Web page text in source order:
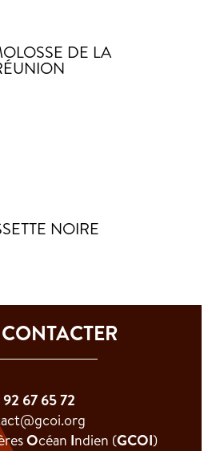
DE LA
NOIRE
67 65 72
Océan Indien (GCOI)